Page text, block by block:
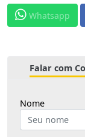
Whatsapp
Falar com
Nome